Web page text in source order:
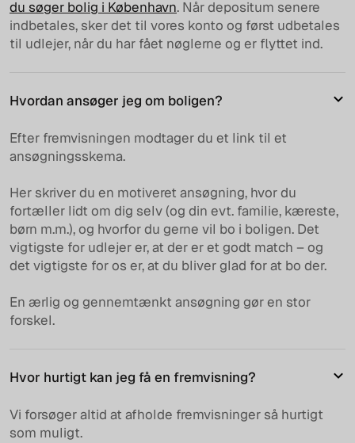
du søger bolig i København. Når depositum senere
indbetales, sker det til vores konto og først udbetales
til udlejer, når du har fået nøglerne og er flyttet ind.
Hvordan ansøger jeg om boligen?
Efter fremvisningen modtager du et link til et
ansøgningsskema.
Her skriver du en motiveret ansøgning, hvor du
fortæller lidt om dig selv (og din evt. familie, kæreste,
børn m.m.), og hvorfor du gerne vil bo i boligen. Det
vigtigste for udlejer er, at der er et godt match – og
det vigtigste for os er, at du bliver glad for at bo der.
En ærlig og gennemtænkt ansøgning gør en stor
forskel.
Hvor hurtigt kan jeg få en fremvisning?
Vi forsøger altid at afholde fremvisninger så hurtigt
som muligt.